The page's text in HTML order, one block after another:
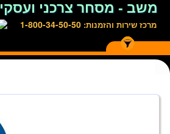
משב - מסחר צרכני ועסקי
מרכז שירות והזמנות: 1-800-34-50-50